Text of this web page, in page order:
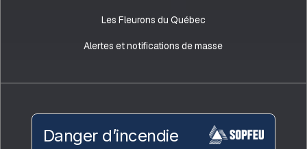
Les Fleurons du Québec
Alertes et notifications de masse
Danger d’incendie